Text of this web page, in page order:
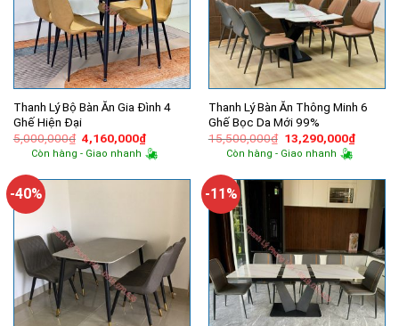
Thanh Lý Bộ Bàn Ăn Gia Đình 4
Ghế Hiện Đại
5,000,000₫ Giá
gốc
là:
4,160,000₫Giá
hiện
tại
4,160,000₫.
Còn hàng - Giao nhanh
Thanh Lý Bàn Ăn Thông Minh 6
Ghế Bọc Da Mới 99%
15,500,000₫ Giá
gốc
là:
13,290,000₫Giá
hiện
Còn hàng - Giao nhanh
-40% -11%